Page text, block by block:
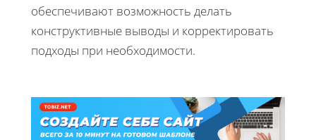
обеспечивают возможность делать
конструктивные выводы и корректировать
подходы при необходимости.